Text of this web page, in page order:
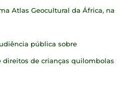
Atlas Geocultural da África, na
pública sobre
direitos de crianças quilombolas